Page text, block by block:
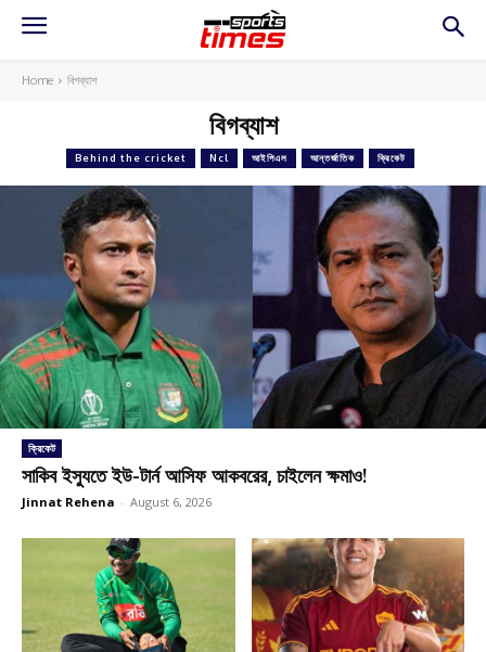
Home বিগব্যাশ
বিগব্যাশ
Behind the cricket Ncl আইপিএল আন্তর্জাতিক ক্রিকেট
ক্রিকেট
সাকিব ইস্যুতে ইউ-টার্ন আসিফ আকবরের, চাইলেন ক্ষমাও!
Jinnat Rehena - August 6, 2026